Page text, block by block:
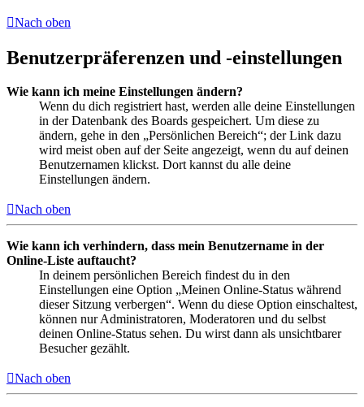
Nach oben
Benutzerpräferenzen und -einstellungen
Wie kann ich meine Einstellungen ändern?
Wenn du dich registriert hast, werden alle deine Einstellungen
in der Datenbank des Boards gespeichert. Um diese zu
ändern, gehe in den „Persönlichen Bereich“; der Link dazu
wird meist oben auf der Seite angezeigt, wenn du auf deinen
Benutzernamen klickst. Dort kannst du alle deine
Einstellungen ändern.
Nach oben
Wie kann ich verhindern, dass mein Benutzername in der
Online-Liste auftaucht?
In deinem persönlichen Bereich findest du in den
Einstellungen eine Option „Meinen Online-Status während
dieser Sitzung verbergen“. Wenn du diese Option einschaltest,
können nur Administratoren, Moderatoren und du selbst
deinen Online-Status sehen. Du wirst dann als unsichtbarer
Besucher gezählt.
Nach oben